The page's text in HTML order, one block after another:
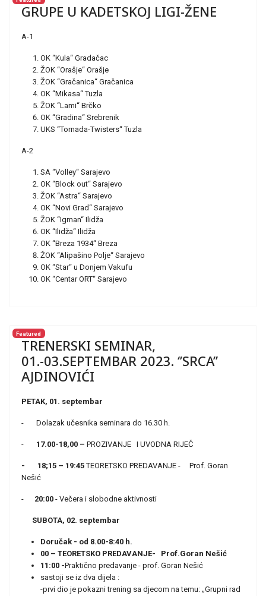
GRUPE U KADETSKOJ LIGI-ŽENE
A-1
OK “Kula“ Gradačac
ŽOK “Orašje“ Orašje
ŽOK “Gračanica“ Gračanica
OK “Mikasa“ Tuzla
ŽOK “Lami“ Brčko
OK “Gradina“ Srebrenik
UKS “Tornada-Twisters“ Tuzla
A-2
SA “Volley“ Sarajevo
OK “Block out“ Sarajevo
ŽOK “Astra“ Sarajevo
OK “Novi Grad“ Sarajevo
ŽOK “Igman“ Ilidža
OK “Ilidža“ Ilidža
OK “Breza 1934“ Breza
ŽOK “Alipašino Polje“ Sarajevo
OK “Star“ u Donjem Vakufu
OK “Centar ORT“ Sarajevo
Featured
TRENERSKI SEMINAR,
01.-03.SEPTEMBAR 2023. ‘’SRCA’’
AJDINOVIĆI
PETAK, 01. septembar
- Dolazak učesnika seminara do 16.30 h.
- 17.00-18,00 – PROZIVANJE I UVODNA RIJEČ
- 18;15 – 19:45TEORETSKO PREDAVANJE - Prof. Goran
Nešić
- 20:00 - Večera i slobodne aktivnosti
SUBOTA, 02. septembar
Doručak - od 8.00-8:40 h.
00 – TEORETSKO PREDAVANJE- Prof.Goran Nešić
11:00 -Praktično predavanje - prof. Goran Nešić
sastoji se iz dva dijela :
-prvi dio je pokazni trening sa djecom na temu: „Grupni rad